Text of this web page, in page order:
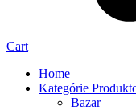
Cart
Home
Kategórie
Bazar